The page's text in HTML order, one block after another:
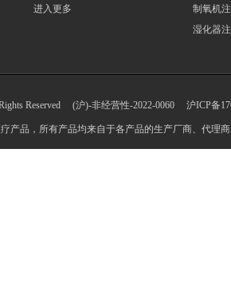
进入更多
制氧机
湿化器
Reserved (沪)-非经营性-2022-0060 沪ICP备
产品，所有产品均来自于各产品的生产厂商、代理